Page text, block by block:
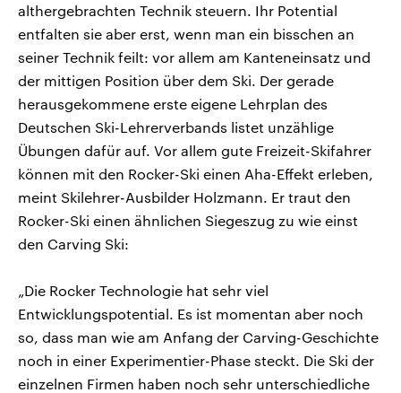
althergebrachten Technik steuern. Ihr Potential
entfalten sie aber erst, wenn man ein bisschen an
seiner Technik feilt: vor allem am Kanteneinsatz und
der mittigen Position über dem Ski. Der gerade
herausgekommene erste eigene Lehrplan des
Deutschen Ski-Lehrerverbands listet unzählige
Übungen dafür auf. Vor allem gute Freizeit-Skifahrer
können mit den Rocker-Ski einen Aha-Effekt erleben,
meint Skilehrer-Ausbilder Holzmann. Er traut den
Rocker-Ski einen ähnlichen Siegeszug zu wie einst
den Carving Ski:
„Die Rocker Technologie hat sehr viel
Entwicklungspotential. Es ist momentan aber noch
so, dass man wie am Anfang der Carving-Geschichte
noch in einer Experimentier-Phase steckt. Die Ski der
einzelnen Firmen haben noch sehr unterschiedliche